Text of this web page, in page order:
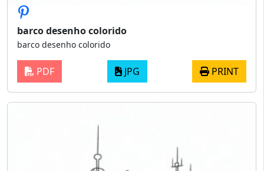
barco desenho colorido
barco desenho colorido
PDF JPG PRINT